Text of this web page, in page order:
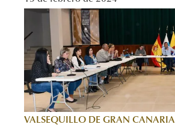
VALSEQUILLO DE GRAN CANARIA